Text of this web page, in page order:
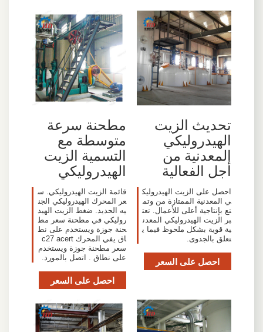
تحديث الزيت
الهيدروليكي
المعدنية من
أجل الفعالية
احصل على الزيت الهيدروليك
ي المعدنية الممتازة من وتم
تع بإنتاجية أعلى للأعمال. تعت
بر الزيت الهيدروليكي المعدن
ية قوية بشكل ملحوظ فيما ي
تعلق بالجدوى.
احصل على السعر
مطحنة سرعة
متوسطة مع
التسمية الزيت
الهيدروليكي
قائمة الزيت الهيدروليكي. س
عر المحرك الهيدروليكي الجن
يه الحديد. ضغط الزيت الهيد
روليكي في مطحنة سعر مط
حنة جوزة ويستخدم على نط
اق يفي المحرك c27 acert
سعر مطحنة جوزة ويستخدم
على نطاق . اتصل بالمورد.
احصل على السعر